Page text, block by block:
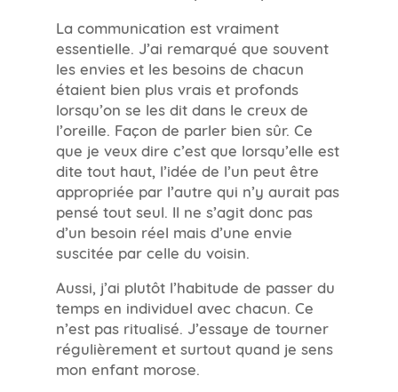
La communication est vraiment
essentielle. J’ai remarqué que souvent
les envies et les besoins de chacun
étaient bien plus vrais et profonds
lorsqu’on se les dit dans le creux de
l’oreille. Façon de parler bien sûr. Ce
que je veux dire c’est que lorsqu’elle est
dite tout haut, l’idée de l’un peut être
appropriée par l’autre qui n’y aurait pas
pensé tout seul. Il ne s’agit donc pas
d’un besoin réel mais d’une envie
suscitée par celle du voisin.
Aussi, j’ai plutôt l’habitude de passer du
temps en individuel avec chacun. Ce
n’est pas ritualisé. J’essaye de tourner
régulièrement et surtout quand je sens
mon enfant morose.